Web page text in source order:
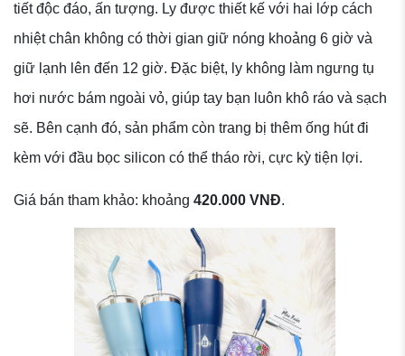
tiết độc đáo, ấn tượng. Ly được thiết kế với hai lớp cách
nhiệt chân không có thời gian giữ nóng khoảng 6 giờ và
giữ lạnh lên đến 12 giờ. Đặc biệt, ly không làm ngưng tụ
hơi nước bám ngoài vỏ, giúp tay bạn luôn khô ráo và sạch
sẽ. Bên cạnh đó, sản phẩm còn trang bị thêm ống hút đi
kèm với đầu bọc silicon có thể tháo rời, cực kỳ tiện lợi.
Giá bán tham khảo: khoảng 420.000 VNĐ.